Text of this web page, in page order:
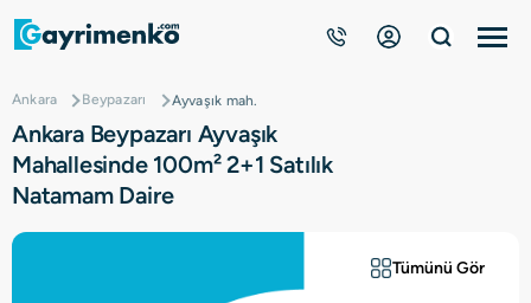
Gayrimenkuller
Nasıl Çalışır?
Ankara Beypazarı Ayvaşık mah.
Ankara Beypazarı Ayvaşık
Mahallesinde 100m² 2+1 Satılık
Natamam Daire
Tümünü Gör